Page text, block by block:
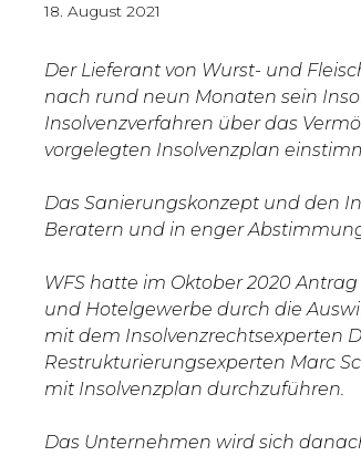
18. August 2021
Der Lieferant von Wurst- und
nach rund neun Monaten sein
Insolvenzverfahren über das
vorgelegten Insolvenzplan
Das Sanierungskonzept und den
Beratern und in enger
WFS hatte im Oktober 2020
und Hotelgewerbe durch die
mit dem Insolvenzrechtsexperten
Restrukturierungsexperten Marc
mit Insolvenzplan durchzuführen.
Das Unternehmen wird sich